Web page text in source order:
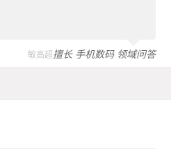
敏高超擅长 手机数码 领域问答